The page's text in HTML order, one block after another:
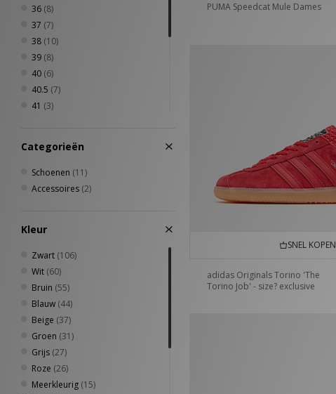
36 (8)
37 (7)
38 (10)
39 (8)
40 (6)
40.5 (7)
41 (3)
43(1)
44(1)
44.5(1)
46.5
47(1)
Categorieën
Schoenen (11)
Accessoires (2)
Kleur
Zwart (106)
Wit (60)
Bruin (55)
Blauw (44)
Beige (37)
Groen (31)
Grijs (27)
Roze (26)
Meerkleurig (15)
PUMA Speedcat Mule Dames
SNEL KOPEN
adidas Originals Torino 'The
Torino Job' - size? exclusive